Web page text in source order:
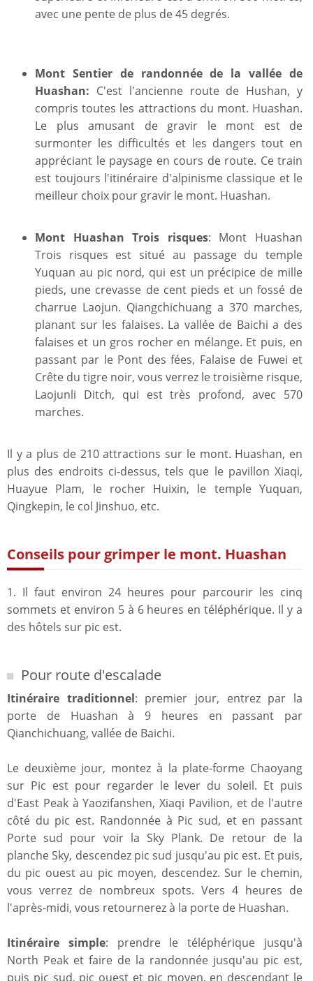
avec une pente de plus de 45 degrés.
Mont Sentier de randonnée de la vallée de
Huashan: C'est l'ancienne route de Hushan, y
compris toutes les attractions du mont. Huashan.
Le plus amusant de gravir le mont est de
surmonter les difficultés et les dangers tout en
appréciant le paysage en cours de route. Ce train
est toujours l'itinéraire d'alpinisme classique et le
meilleur choix pour gravir le mont. Huashan.
Mont Huashan Trois risques: Mont Huashan
Trois risques est situé au passage du temple
Yuquan au pic nord, qui est un précipice de mille
pieds, une crevasse de cent pieds et un fossé de
charrue Laojun. Qiangchichuang a 370 marches,
planant sur les falaises. La vallée de Baichi a des
falaises et un gros rocher en mélange. Et puis, en
passant par le Pont des fées, Falaise de Fuwei et
Crête du tigre noir, vous verrez le troisième risque,
Laojunli Ditch, qui est très profond, avec 570
marches.
Il y a plus de 210 attractions sur le mont. Huashan, en
plus des endroits ci-dessus, tels que le pavillon Xiaqi,
Huayue Plam, le rocher Huixin, le temple Yuquan,
Qingkepin, le col Jinshuo, etc.
Conseils pour grimper le mont. Huashan
1. Il faut environ 24 heures pour parcourir les cinq
sommets et environ 5 à 6 heures en téléphérique. Il y a
des hôtels sur pic est.
Pour route d'escalade
Itinéraire traditionnel: premier jour, entrez par la
porte de Huashan à 9 heures en passant par
Qianchichuang, vallée de Baichi.
Le deuxième jour, montez à la plate-forme Chaoyang
sur Pic est pour regarder le lever du soleil. Et puis
d'East Peak à Yaozifanshen, Xiaqi Pavilion, et de l'autre
côté du pic est. Randonnée à Pic sud, et en passant
Porte sud pour voir la Sky Plank. De retour de la
planche Sky, descendez pic sud jusqu'au pic est. Et puis,
du pic ouest au pic moyen, descendez. Sur le chemin,
vous verrez de nombreux spots. Vers 4 heures de
l'après-midi, vous retournerez à la porte de Huashan.
Itinéraire simple: prendre le téléphérique jusqu'à
North Peak et faire de la randonnée jusqu'au pic est,
puis pic sud, pic ouest et pic moyen, en descendant le